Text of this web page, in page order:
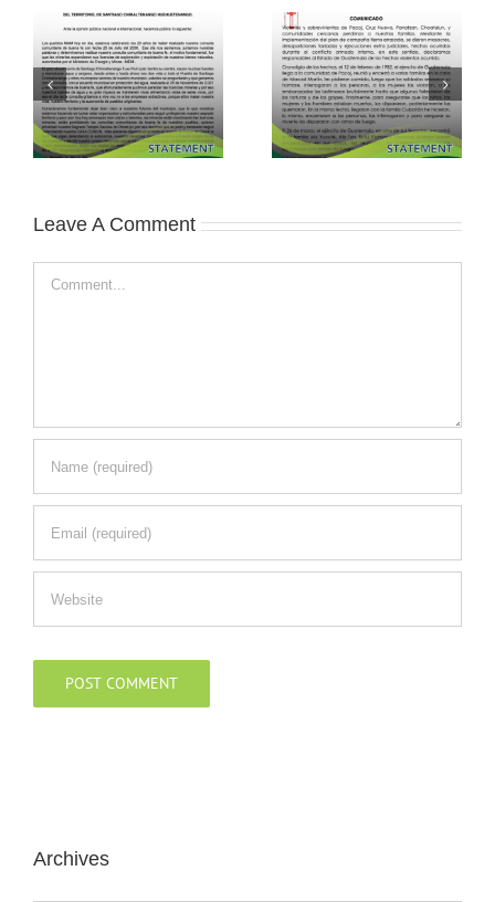
Leave A Comment
Archives